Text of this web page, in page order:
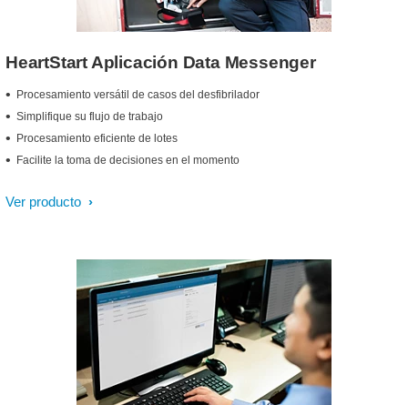
HeartStart Aplicación Data Messenger
Procesamiento versátil de casos del desfibrilador
Simplifique su flujo de trabajo
Procesamiento eficiente de lotes
Facilite la toma de decisiones en el momento
Ver producto